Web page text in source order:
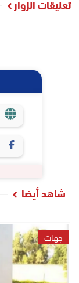
تعليقات الزوار
شاهد أيضا
جهات